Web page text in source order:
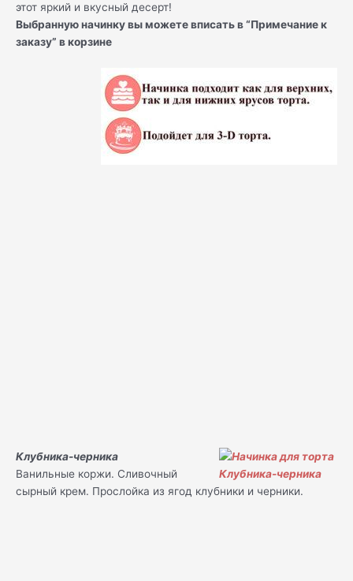
этот яркий и вкусный десерт!
Выбранную начинку вы можете вписать в “Примечание к
заказу” в корзине
Клубника-черника
Ванильные коржи. Сливочный
сырный крем. Прослойка из ягод клубники и черники.